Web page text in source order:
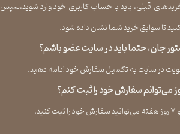
قبلی، باید با حساب کاربری خود وارد شوید،سپس
تا سوابق خرید شما نشان داده ‏شود.​​​​​​​
جان، حتما باید در سایت عضو باشم؟
در سایت به تکمیل سفارش خود ادامه دهید.​​​​​​​
می‌توانم سفارش خود را ثبت کنم؟